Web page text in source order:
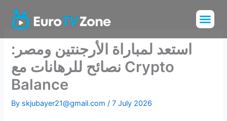
content
استعد لمباراة الأرجنتين ومصر:
نصائح للرهانات مع Crypto
Balance
By skjubayer21@gmail.com/7 July 2026